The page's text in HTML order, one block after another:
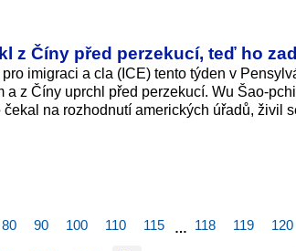
z Číny před perzekucí, teď ho
imigraci a cla (ICE) tento týden v
a z Číny uprchl před perzekucí. Wu Šao-
na rozhodnutí amerických úřadů, živil
80 90 100 110 115 … 118 119 120